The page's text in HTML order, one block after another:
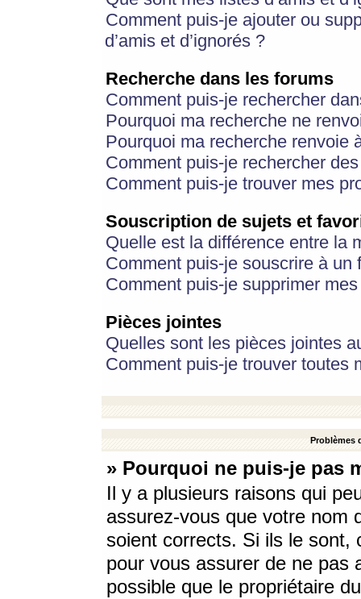
Comment puis-je ajouter ou
d’amis et d’ignorés ?
Recherche dans les forums
Comment puis-je rechercher
Pourquoi ma recherche ne
Pourquoi ma recherche renvoie
Comment puis-je rechercher
Comment puis-je trouver mes
Souscription de sujets et
Quelle est la différence entre la
Comment puis-je souscrire à
Comment puis-je supprimer
Pièces jointes
Quelles sont les pièces jointes
Comment puis-je trouver toutes
Problèmes
» Pourquoi ne puis-je pas
Il y a plusieurs raisons qui
assurez-vous que votre nom
soient corrects. Si ils le sont,
pour vous assurer de ne pas
possible que le propriétaire